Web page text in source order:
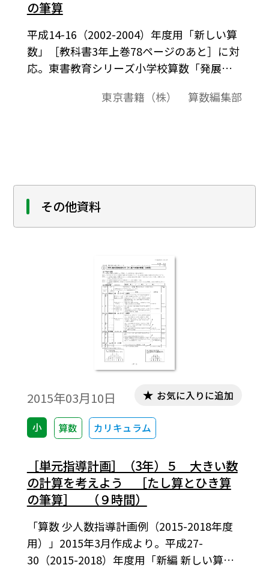
の筆算
平成14-16（2002-2004）年度用「新しい算
数」［教科書3年上巻78ページのあと］に対
応。東書教育シリーズ小学校算数「発展的
行より。この「発展的な学習ワークシー
ート形式で構成したものです。
東京書籍（株） 算数編集部
その他資料
2015年03月10日
小 算数 カリキュラム
お気に入りに追加
［単元指導計画］（3年）５ 大きい数
の計算を考えよう ［たし算とひき算
の筆算］ （９時間）
「算数 少人数指導計画例（2015-2018年度
用）」2015年3月作成より。平成27-
30（2015-2018）年度用「新編 新しい算